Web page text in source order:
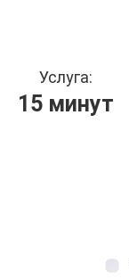
Услуга:
15 минут